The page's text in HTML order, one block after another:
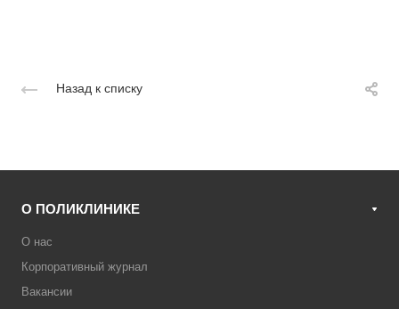
Назад к списку
О ПОЛИКЛИНИКЕ
О нас
Корпоративный журнал
Вакансии